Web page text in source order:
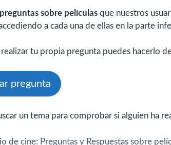
preguntas sobre películas que nuestros
a cada una de ellas en la parte
tu propia pregunta puedes hacerlo
pregunta
un tema para comprobar si alguien ha
de cine: Preguntas y Respuestas sobre